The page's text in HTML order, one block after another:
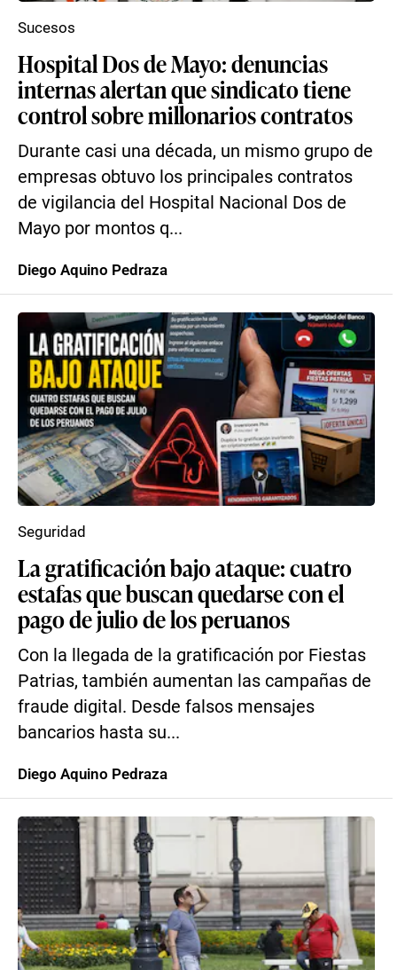
Hospital Dos de Mayo: denuncias
internas alertan que sindicato tiene
control sobre millonarios contratos
Durante casi una década, un mismo grupo de
empresas obtuvo los principales contratos
de vigilancia del Hospital Nacional Dos de
Mayo por montos q...
Sucesos
Diego Aquino Pedraza
La gratificación bajo ataque: cuatro
estafas que buscan quedarse con el
pago de julio de los peruanos
Con la llegada de la gratificación por Fiestas
Patrias, también aumentan las campañas de
fraude digital. Desde falsos mensajes
bancarios hasta su...
Seguridad
Diego Aquino Pedraza